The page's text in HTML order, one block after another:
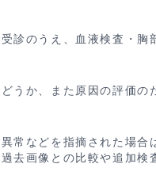
診のうえ、血液検査・胸
うか、また原因の評価の
常などを指摘された場
去画像との比較や追加検